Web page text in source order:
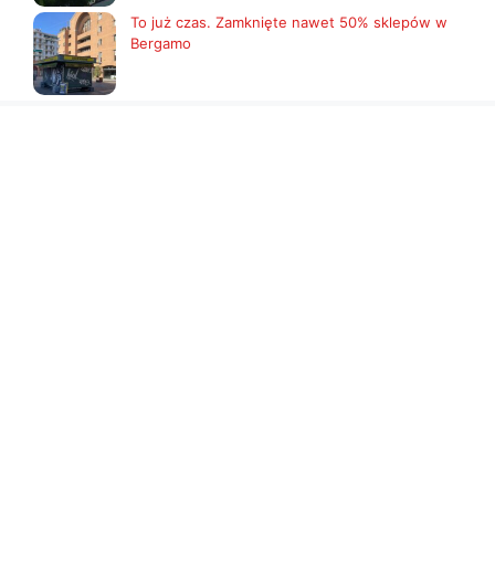
To już czas. Zamknięte nawet 50% sklepów w
Bergamo